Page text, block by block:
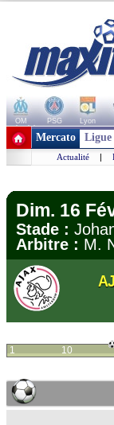
OM PSG Lyon
+ de clubs
Mercato Ligue
Actualité |
Dim. 16
Stade :
Arbitre : M.
1 10